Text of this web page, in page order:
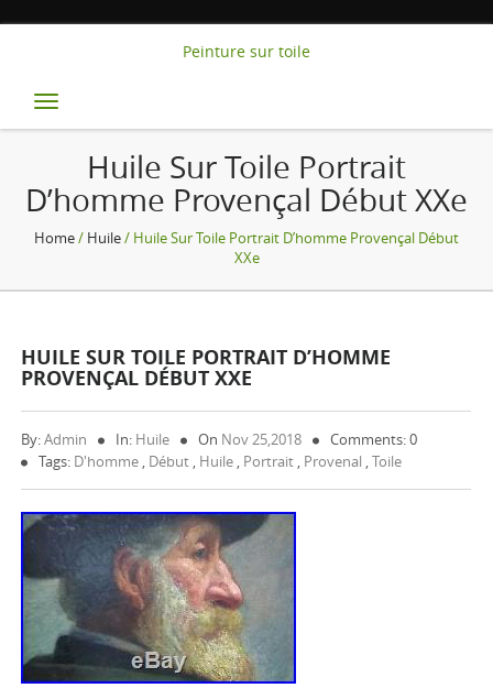
Peinture sur toile
Toggle
navigation
Huile Sur Toile Portrait
D’homme Provençal Début XXe
Home/ Huile/ Huile Sur Toile Portrait D’homme Provençal Début
XXe
HUILE SUR TOILE PORTRAIT D’HOMME
PROVENÇAL DÉBUT XXE
By:Admin In: Huile On Nov 25,2018
Comments: 0
Tags: D'homme , Début , Huile , Portrait , Provenal ,Toile